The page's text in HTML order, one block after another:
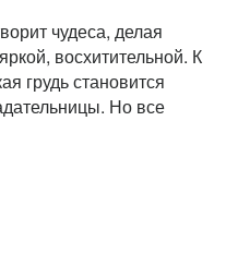
чудеса, делая
восхитительной. К
грудь становится
Но все